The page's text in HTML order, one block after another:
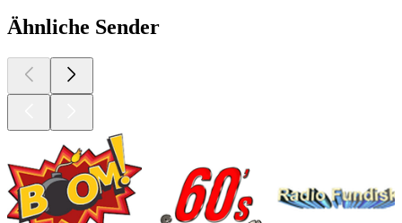
Ähnliche Sender